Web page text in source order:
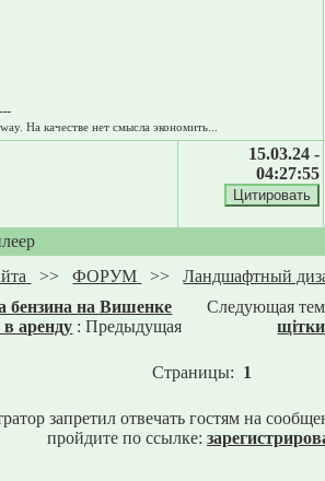
На качестве нет смысла экономить...
15.03.24 -
04:27:55
>>ФОРУМ >>Ландшафтный
бензина на Вишенке
аренду : Предыдущая
Следующая
щітки
Страницы: 1
запретил отвечать гостям на
пройдите по ссылке: